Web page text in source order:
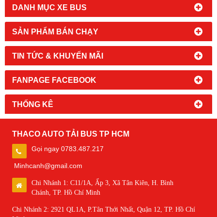
DANH MỤC XE BUS
SẢN PHẨM BÁN CHẠY
TIN TỨC & KHUYẾN MÃI
FANPAGE FACEBOOK
THỐNG KÊ
THACO AUTO TẢI BUS TP HCM
Gọi ngay 0783.487.217
Minhcanh@gmail.com
Chi Nhánh 1: C11/1A, Ấp 3, Xã Tân Kiên, H. Bình
Chánh, TP. Hồ Chí Minh
Chi Nhánh 2: 2921 QL1A, P.Tân Thới Nhất, Quận 12, TP. Hồ Chí